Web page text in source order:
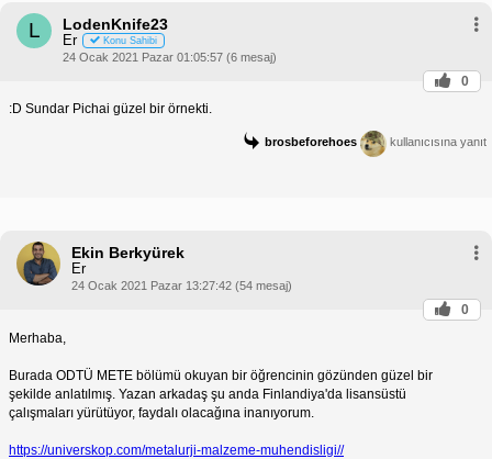
L LodenKnife23
Er Konu Sahibi
24 Ocak 2021 Pazar 01:05:57 (6 mesaj)
0
:D Sundar Pichai güzel bir örnekti.
brosbeforehoes kullanıcısına yanıt
Ekin Berkyürek
Er
24 Ocak 2021 Pazar 13:27:42 (54 mesaj)
0
Merhaba,
Burada ODTÜ METE bölümü okuyan bir öğrencinin gözünden güzel bir
şekilde anlatılmış. Yazan arkadaş şu anda Finlandiya'da lisansüstü
çalışmaları yürütüyor, faydalı olacağına inanıyorum.
https://universkop.com/metalurji-malzeme-muhendisligi//